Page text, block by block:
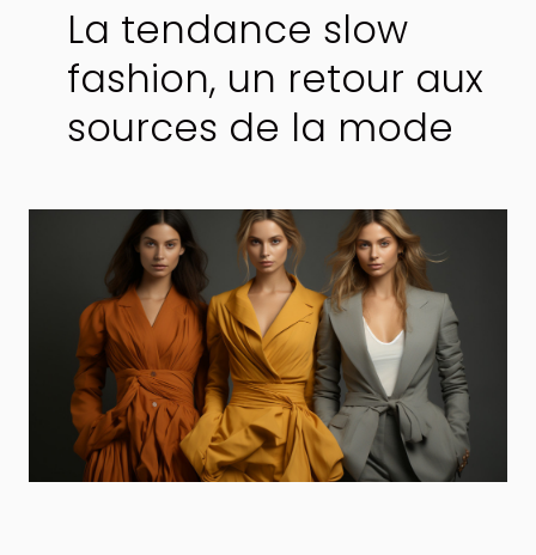
La tendance slow
fashion, un retour aux
sources de la mode